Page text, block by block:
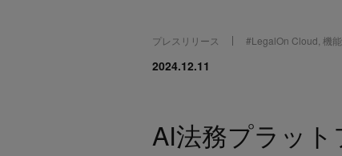
プレスリリース #LegalOn Cloud 機能
2024.12.11
AI法務プラッ